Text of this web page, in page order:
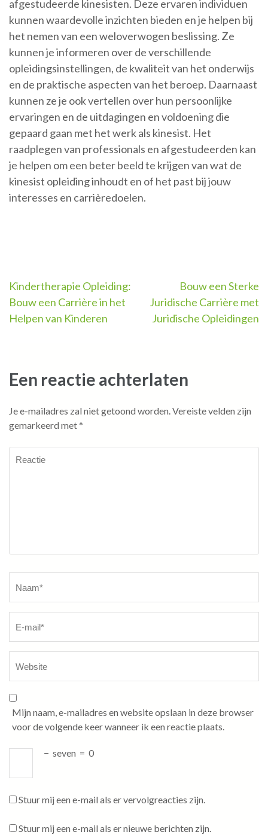
afgestudeerde kinesisten. Deze ervaren individuen
kunnen waardevolle inzichten bieden en je helpen bij
het nemen van een weloverwogen beslissing. Ze
kunnen je informeren over de verschillende
opleidingsinstellingen, de kwaliteit van het onderwijs
en de praktische aspecten van het beroep. Daarnaast
kunnen ze je ook vertellen over hun persoonlijke
ervaringen en de uitdagingen en voldoening die
gepaard gaan met het werk als kinesist. Het
raadplegen van professionals en afgestudeerden kan
je helpen om een beter beeld te krijgen van wat de
kinesist opleiding inhoudt en of het past bij jouw
interesses en carrièredoelen.
Berichtnavigatie
Kindertherapie Opleiding:
Bouw een Carrière in het
Helpen van Kinderen
Bouw een Sterke
Juridische Carrière met
Juridische Opleidingen
Een reactie achterlaten
Je e-mailadres zal niet getoond worden.Vereiste velden zijn
gemarkeerd met*
Mijn naam, e-mailadres en website opslaan in deze browser
voor de volgende keer wanneer ik een reactie plaats.
− seven = 0
Stuur mij een e-mail als er vervolgreacties zijn.
Stuur mij een e-mail als er nieuwe berichten zijn.